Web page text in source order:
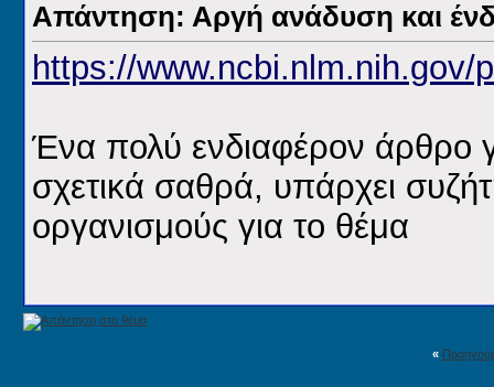
Απάντηση: Αργή ανάδυση και
https://www.ncbi.nlm.nih.gov/
Ένα πολύ ενδιαφέρον άρθρο
σχετικά σαθρά, υπάρχει
οργανισμούς για το θέμα
«